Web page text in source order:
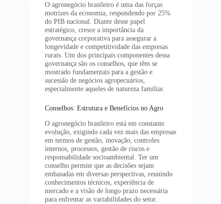
O agronegócio brasileiro é uma das forças
motrizes da economia, respondendo por 25%
do PIB nacional. Diante desse papel
estratégico, cresce a importância da
governança corporativa para assegurar a
longevidade e competitividade das empresas
rurais. Um dos principais componentes dessa
governança são os conselhos, que têm se
mostrado fundamentais para a gestão e
sucessão de negócios agropecuários,
especialmente aqueles de natureza familiar.
Conselhos: Estrutura e Benefícios no Agro
O agronegócio brasileiro está em constante
evolução, exigindo cada vez mais das empresas
em termos de gestão, inovação, controles
internos, processos, gestão de riscos e
responsabilidade socioambiental. Ter um
conselho permite que as decisões sejam
embasadas em diversas perspectivas, reunindo
conhecimentos técnicos, experiência de
mercado e a visão de longo prazo necessária
para enfrentar as variabilidades do setor.